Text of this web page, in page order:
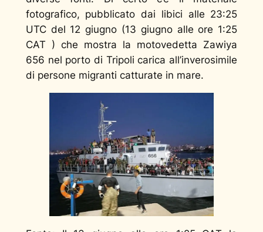
fotografico, pubblicato dai libici alle 23:25
UTC del 12 giugno (13 giugno alle ore 1:25
CAT ) che mostra la motovedetta Zawiya
656 nel porto di Tripoli carica all’inverosimile
di persone migranti catturate in mare.